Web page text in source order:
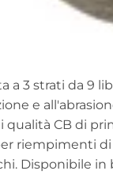
a 3 strati da 9
e
qualità CB di
riempimenti
Disponibile